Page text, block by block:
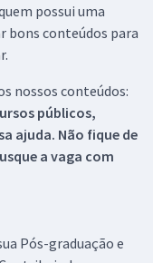
possui uma
bons conteúdos para
nossos conteúdos:
públicos,
ajuda. Não fique de
a vaga com
Pós-graduação e